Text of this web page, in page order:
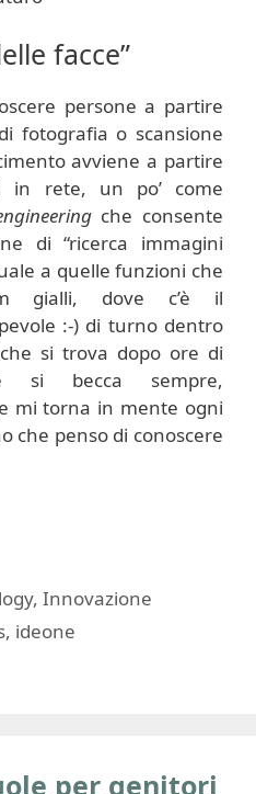
facce”
persone a partire
fotografia o scansione
avviene a partire
in rete, un po’ come
che consente
di “ricerca immagini
a quelle funzioni che
gialli, dove c’è il
:-) di turno dentro
si trova dopo ore di
becca sempre,
mi torna in mente ogni
che penso di conoscere
,Innovazione
, ideone
per genitori